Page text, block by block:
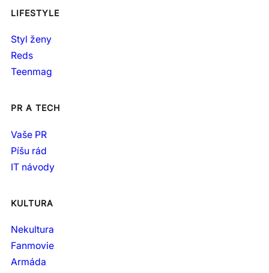
LIFESTYLE
Styl ženy
Reds
Teenmag
PR A TECH
Vaše PR
Píšu rád
IT návody
KULTURA
Nekultura
Fanmovie
Armáda